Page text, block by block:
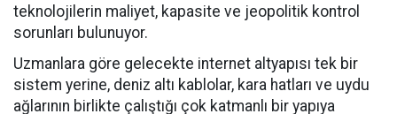
teknolojilerin maliyet, kapasite ve jeopolitik kontrol
sorunları bulunuyor.
Uzmanlara göre gelecekte internet altyapısı tek bir
sistem yerine, deniz altı kablolar, kara hatları ve uydu
ağlarının birlikte çalıştığı çok katmanlı bir yapıya